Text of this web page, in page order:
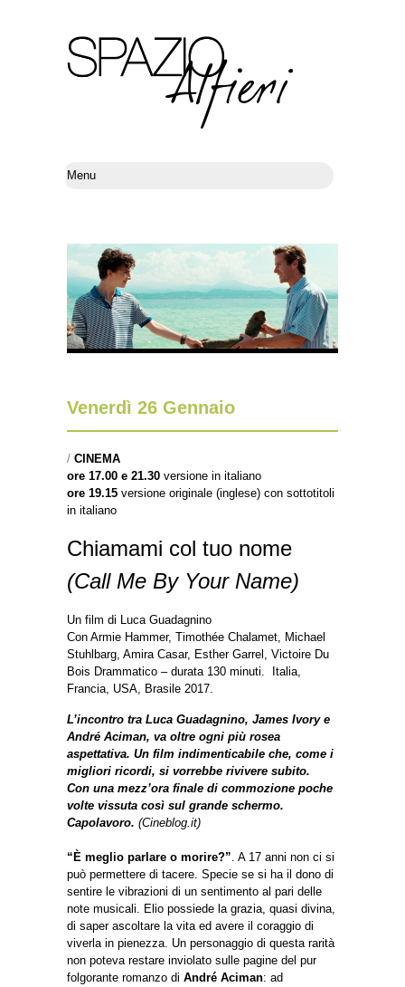
Venerdì 26 Gennaio
/ CINEMA
ore 17.00 e 21.30 versione in italiano
ore 19.15 versione originale (ing lese) con sottotitoli
in italiano
Chiamami col tuo nome
(Call Me By Your Name)
Un film di Luca Guadagnino
Con Armie Hammer, Timothée Chalamet, Michael
Stuhlbarg, Amira Casar, Esther Garrel, Victoire Du
Bois Drammatico – durata 130 minuti. Italia,
Francia, USA, Brasile 2017.
L’incontro tra Luca Guadagnino, James Ivory e
André Aciman, va oltre ogni più rosea
aspettativa. Un film indimenticabile che, come i
migliori ricordi, si vorrebbe rivivere subito.
Con una mezz’ora finale di commozione poche
volte vissuta così sul grande schermo.
Capolavoro. (Cineblog.it)
“È meglio parlare o morire?”. A 17 anni non ci si
può permettere di tacere. Specie se si ha il dono di
sentire le vibrazioni di un sentimento al pari delle
note musicali. Elio possiede la grazia, quasi divina,
di saper ascoltare la vita ed avere il coraggio di
viverla in pienezza. Un personaggio di questa rarità
non poteva restare inviolato sulle pagine del pur
folgorante romanzo di André Aciman: ad